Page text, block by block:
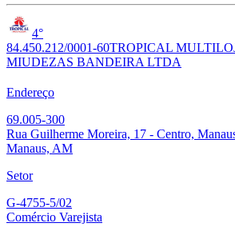
4°
84.450.212/0001-60TROPICAL
MIUDEZAS BANDEIRA LTDA
Endereço
69.005-300
Rua Guilherme Moreira, 17 - Centro,
Manaus, AM
Setor
G-4755-5/02
Comércio Varejista